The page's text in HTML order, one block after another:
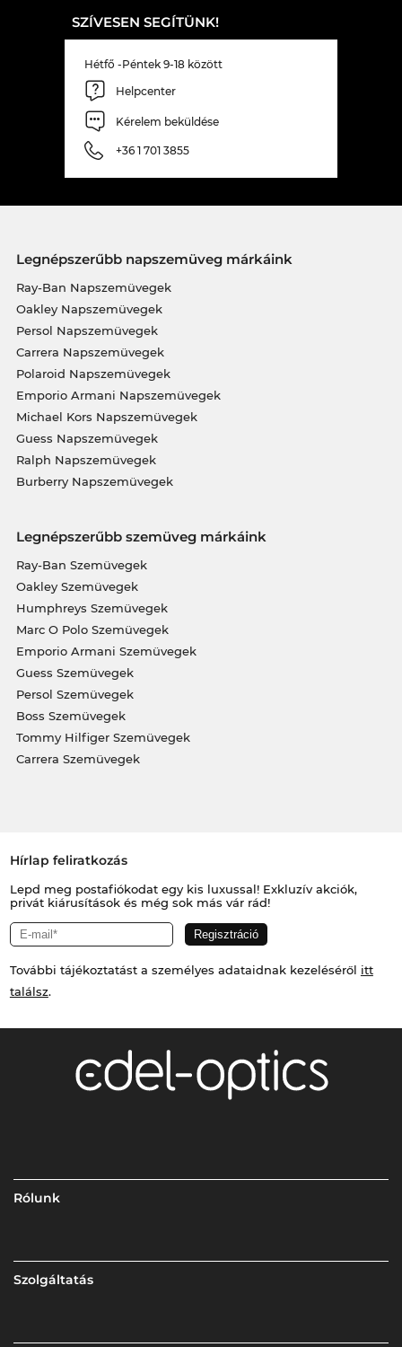
SZÍVESEN SEGÍTÜNK!
Hétfő -Péntek 9-18 között
Helpcenter
Kérelem beküldése
+36 1 701 3855
Legnépszerűbb napszemüveg márkáink
Ray-Ban Napszemüvegek
Oakley Napszemüvegek
Persol Napszemüvegek
Carrera Napszemüvegek
Polaroid Napszemüvegek
Emporio Armani Napszemüvegek
Michael Kors Napszemüvegek
Guess Napszemüvegek
Ralph Napszemüvegek
Burberry Napszemüvegek
Legnépszerűbb szemüveg márkáink
Ray-Ban Szemüvegek
Oakley Szemüvegek
Humphreys Szemüvegek
Marc O Polo Szemüvegek
Emporio Armani Szemüvegek
Guess Szemüvegek
Persol Szemüvegek
Boss Szemüvegek
Tommy Hilfiger Szemüvegek
Carrera Szemüvegek
Hírlap feliratkozás
Lepd meg postafiókodat egy kis luxussal! Exkluzív akciók,
privát kiárusítások és még sok más vár rád!
További tájékoztatást a személyes adataidnak kezeléséről itt
találsz.
Rólunk
Szolgáltatás